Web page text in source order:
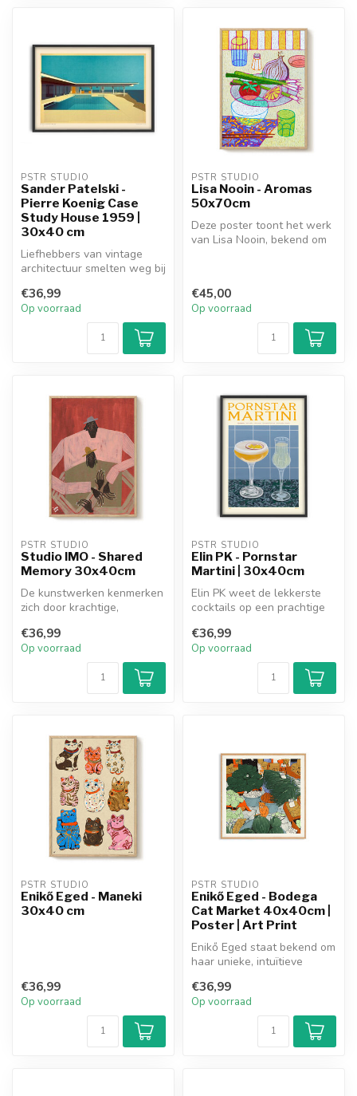
PSTR STUDIO
Sander Patelski -
Pierre Koenig Case
Study House 1959 |
30x40 cm
Liefhebbers van vintage
architectuur smelten weg bij
Patel...
€36,99
Op voorraad
PSTR STUDIO
Lisa Nooin - Aromas
50x70cm
Deze poster toont het werk
van Lisa Nooin, bekend om
€45,00
Op voorraad
PSTR STUDIO
Studio IMO - Shared
Memory 30x40cm
De kunstwerken kenmerken
zich door krachtige,
Black figu...
€36,99
Op voorraad
PSTR STUDIO
Elin PK - Pornstar
Martini | 30x40cm
Elin PK weet de lekkerste
cocktails op een prachtige
€36,99
Op voorraad
PSTR STUDIO
Enikő Eged - Maneki
30x40 cm
€36,99
Op voorraad
PSTR STUDIO
Enikő Eged - Bodega
Cat Market 40x40cm |
Poster | Art Print
Enikő Eged staat bekend om
haar unieke, intuïtieve
si...
€36,99
Op voorraad